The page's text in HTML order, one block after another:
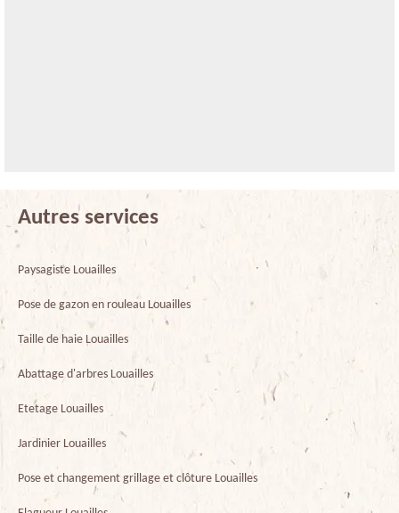
Autres services
Paysagiste Louailles
Pose de gazon en rouleau Louailles
Taille de haie Louailles
Abattage d'arbres Louailles
Etetage Louailles
Jardinier Louailles
Pose et changement grillage et clôture Louailles